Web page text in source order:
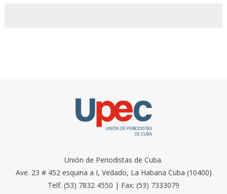
Unión de Periodistas de Cuba.
Ave. 23 # 452 esquina a I, Vedado, La Habana Cuba (10400)
Telf. (53) 7832 4550 | Fax: (53) 7333079